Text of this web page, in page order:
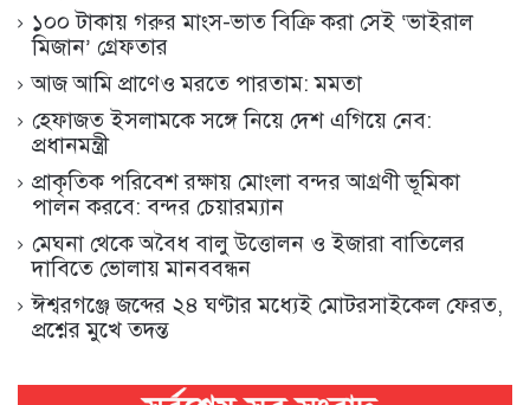
১০০ টাকায় গরুর মাংস-ভাত বিক্রি করা সেই ‘ভাইরাল
মিজান’ গ্রেফতার
আজ আমি প্রাণেও মরতে পারতাম: মমতা
হেফাজত ইসলামকে সঙ্গে নিয়ে দেশ এগিয়ে নেব:
প্রধানমন্ত্রী
প্রাকৃতিক পরিবেশ রক্ষায় মোংলা বন্দর আগ্রণী ভূমিকা
পালন করবে: বন্দর চেয়ারম্যান
মেঘনা থেকে অবৈধ বালু উত্তোলন ও ইজারা বাতিলের
দাবিতে ভোলায় মানববন্ধন
ঈশ্বরগঞ্জে জব্দের ২৪ ঘণ্টার মধ্যেই মোটরসাইকেল ফেরত,
প্রশ্নের মুখে তদন্ত